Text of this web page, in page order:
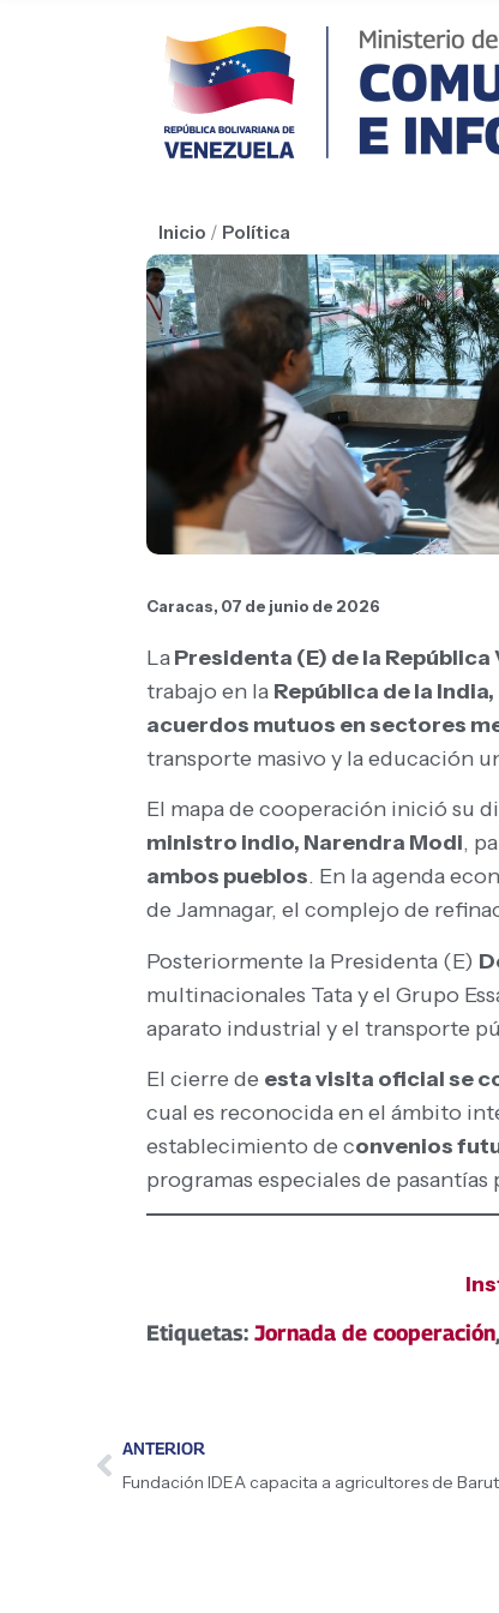
Inicio / Política
Caracas, 07 de junio de 2026
LaPresidenta (E) de la
trabajo en la República de la India,
acuerdos mutuos en sectores
transporte masivo y la educación
El mapa de cooperación inició su
ministro indio, Narendra Modi,
ambos pueblos. En la agenda
de Jamnagar, el complejo de
Posteriormente la Presidenta (E)
multinacionales Tata y el Grupo
aparato industrial y el transporte
El cierre de esta visita oficial se
cual es reconocida en el ámbito
establecimiento de convenios
programas especiales de
Etiquetas: Jornada de cooperación,
ANTERIOR